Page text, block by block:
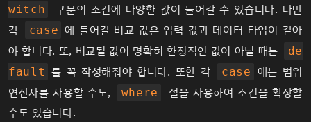
witch
구문의 조건에 다양한 값이 들어갈 수 있습니다. 다만
각
case 에 들어갈 비교 값은 입력 값과 데이터 타입이 같아
야 합니다. 또, 비교될 값이 명확히 한정적인 값이 아닐 때는
de
fault 를 꼭 작성해줘야 합니다. 또한 각 case 에는 범위
연산자를 사용할 수도,
where
절을 사용하여 조건을 확장할
수도 있습니다.